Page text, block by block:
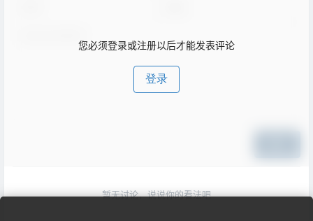
您必须登录或注册以后才能发表评论
登录
暂无讨论，说说你的看法吧